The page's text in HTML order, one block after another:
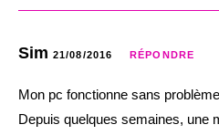
Sim 21/08/2016 RÉPONDRE
Mon pc fonctionne sans
Depuis quelques semaines, une